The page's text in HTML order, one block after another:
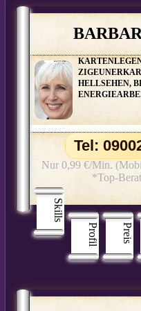
HELLSEHEN,
Skills
Profil
Preis
Tel:
Nur 0,99 €/Min.
*Top-